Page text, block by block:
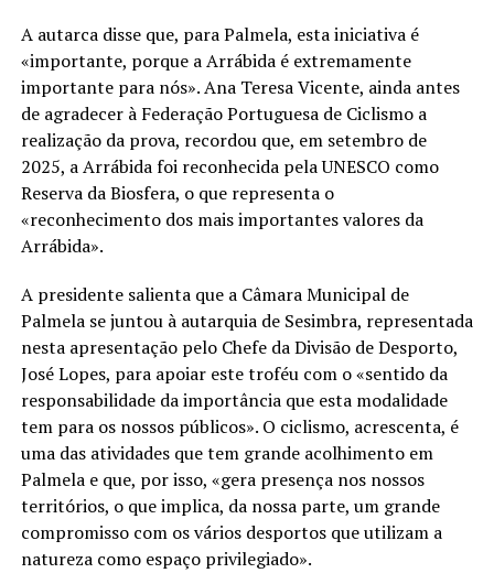
A autarca disse que, para Palmela, esta iniciativa é
«importante, porque a Arrábida é extremamente
importante para nós». Ana Teresa Vicente, ainda antes
de agradecer à Federação Portuguesa de Ciclismo a
realização da prova, recordou que, em setembro de
2025, a Arrábida foi reconhecida pela UNESCO como
Reserva da Biosfera, o que representa o
«reconhecimento dos mais importantes valores da
Arrábida».
A presidente salienta que a Câmara Municipal de
Palmela se juntou à autarquia de Sesimbra, representada
nesta apresentação pelo Chefe da Divisão de Desporto,
José Lopes, para apoiar este troféu com o «sentido da
responsabilidade da importância que esta modalidade
tem para os nossos públicos». O ciclismo, acrescenta, é
uma das atividades que tem grande acolhimento em
Palmela e que, por isso, «gera presença nos nossos
territórios, o que implica, da nossa parte, um grande
compromisso com os vários desportos que utilizam a
natureza como espaço privilegiado».